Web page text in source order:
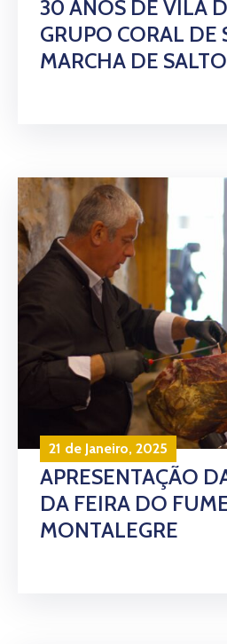
30 ANOS DE VILA
GRUPO CORAL DE
MARCHA DE SALTO
21 de Janeiro, 2025
APRESENTAÇÃO
DA FEIRA DO
MONTALEGRE